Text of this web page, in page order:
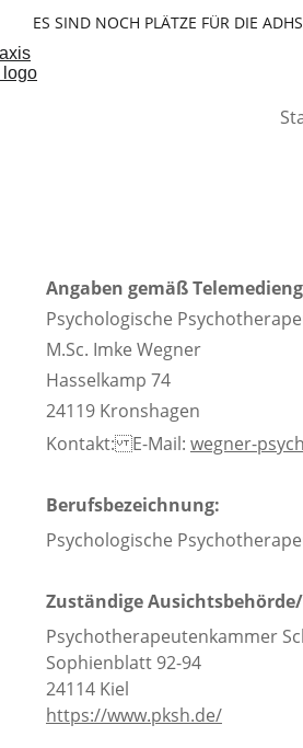
ES SIND NOCH PLÄTZE FÜR DIE
Angaben gemäß
Psychologische
M.Sc. Imke Wegner
Hasselkamp 74
24119 Kronshagen
Kontakt:E-Mail: wegner-
Berufsbezeichnung:
Psychologische
Zuständige
Psychotherapeutenkammer
Sophienblatt 92-94
24114 Kiel
https://www.pksh.de/